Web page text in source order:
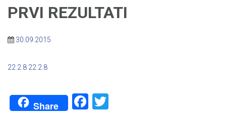
PRVI REZULTATI
30.09.2015
22.2.8 22.2.8
Share Facebook